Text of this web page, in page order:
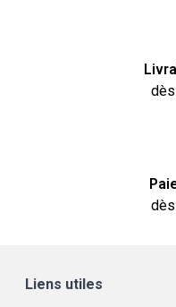
Liens utiles